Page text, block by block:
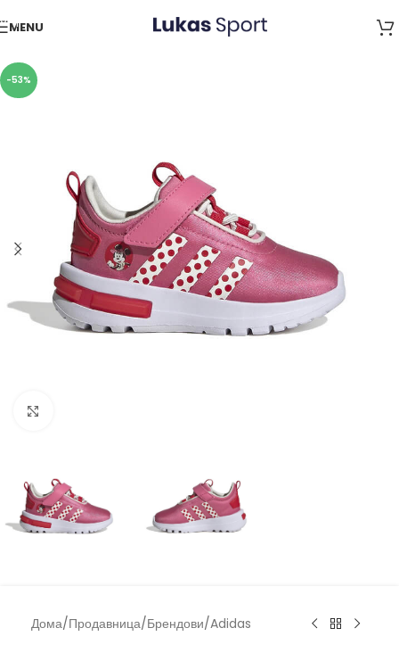
Skip to navigation
Skip to main content
MENU
-53%
Дома/Продавница/Брендови/Adidas